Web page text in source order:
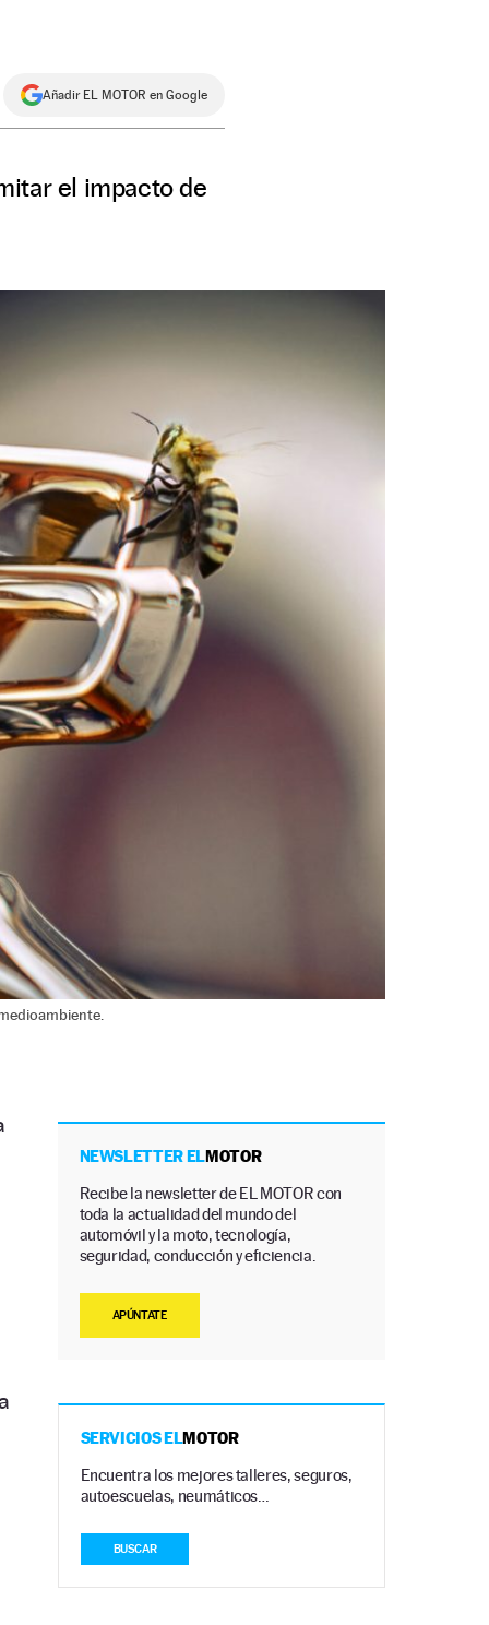
Añadir EL MOTOR en Google
el impacto de
NEWSLETTER ELMOTOR
Recibe la newsletter de EL MOTOR con
toda la actualidad del mundo del
automóvil y la moto, tecnología,
seguridad, conducción y eficiencia.
APÚNTATE
SERVICIOS ELMOTOR
Encuentra los mejores talleres, seguros,
autoescuelas, neumáticos…
BUSCAR